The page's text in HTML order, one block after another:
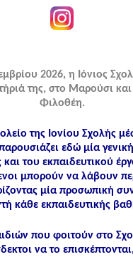
2026, η Ιόνιος
της, στο Μαρούσι και
Φιλοθέη.
της Ιονίου Σχολής
εδώ μία
του εκπαιδευτικού
μπορούν να λάβουν
μία προσωπική
κάθε εκπαιδευτικής
που φοιτούν στο
να το